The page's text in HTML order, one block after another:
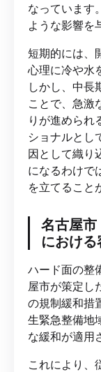
なっています
ような影響を
短期的には、
心理に冷や水
しかし、中長
ことで、急激
りが進められ
ショナルとし
因として織り
になるわけで
を立てること
名古屋市
におけ
ハード面の整
屋市が策定し
の規制緩和措
生緊急整備地
な緩和が適用
これにより、